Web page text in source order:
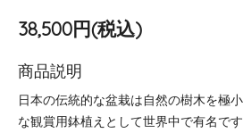
38,500円(税込)
商品説明
日本の伝統的な盆栽は自然の樹木を極
な観賞用鉢植えとして世界中で有名で